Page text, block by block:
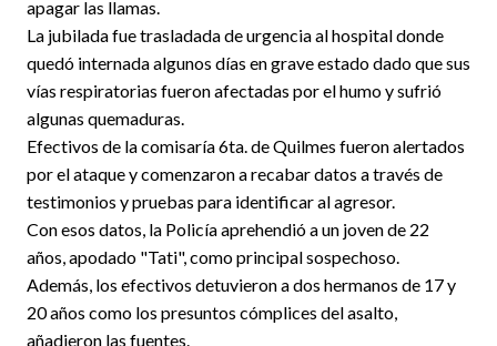
apagar las llamas.
La jubilada fue trasladada de urgencia al hospital donde
quedó internada algunos días en grave estado dado que sus
vías respiratorias fueron afectadas por el humo y sufrió
algunas quemaduras.
Efectivos de la comisaría 6ta. de Quilmes fueron alertados
por el ataque y comenzaron a recabar datos a través de
testimonios y pruebas para identificar al agresor.
Con esos datos, la Policía aprehendió a un joven de 22
años, apodado "Tati", como principal sospechoso.
Además, los efectivos detuvieron a dos hermanos de 17 y
20 años como los presuntos cómplices del asalto,
añadieron las fuentes.